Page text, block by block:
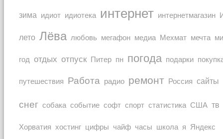
зима идиот идиотека интернет интернетмагазин
лето Лёва любовь мегафон медиа Мехмат мечта
год отдых отпуск Питер пн погода подарки
путешествия Работа радио ремонт Россия сайты
снег собака событие софт спорт статистика США тв
Хорватия хостинг цифры чайф часы школа я Яндекс